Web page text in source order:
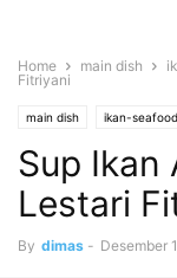
Home main dish
Fitriyani
main dish ikan-seafood
Sup Ikan
Lestari
By dimas - Desember